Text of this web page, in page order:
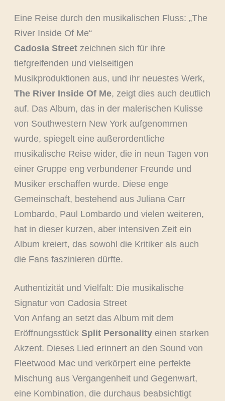
Eine Reise durch den musikalischen Fluss: „The
River Inside Of Me“
Cadosia Streetzeichnen sich für ihre
tiefgreifenden und vielseitigen
Musikproduktionen aus, und ihr neuestes Werk,
The River Inside Of Me, zeigt dies auch deutlich
auf. Das Album, das in der malerischen Kulisse
von Southwestern New York aufgenommen
wurde, spiegelt eine außerordentliche
musikalische Reise wider, die in neun Tagen von
einer Gruppe eng verbundener Freunde und
Musiker erschaffen wurde. Diese enge
Gemeinschaft, bestehend aus Juliana Carr
Lombardo, Paul Lombardo und vielen weiteren,
hat in dieser kurzen, aber intensiven Zeit ein
Album kreiert, das sowohl die Kritiker als auch
die Fans faszinieren dürfte.
Authentizität und Vielfalt: Die musikalische
Signatur von Cadosia Street
Von Anfang an setzt das Album mit dem
Eröffnungsstück Split Personalityeinen starken
Akzent. Dieses Lied erinnert an den Sound von
Fleetwood Mac und verkörpert eine perfekte
Mischung aus Vergangenheit und Gegenwart,
eine Kombination, die durchaus beabsichtigt